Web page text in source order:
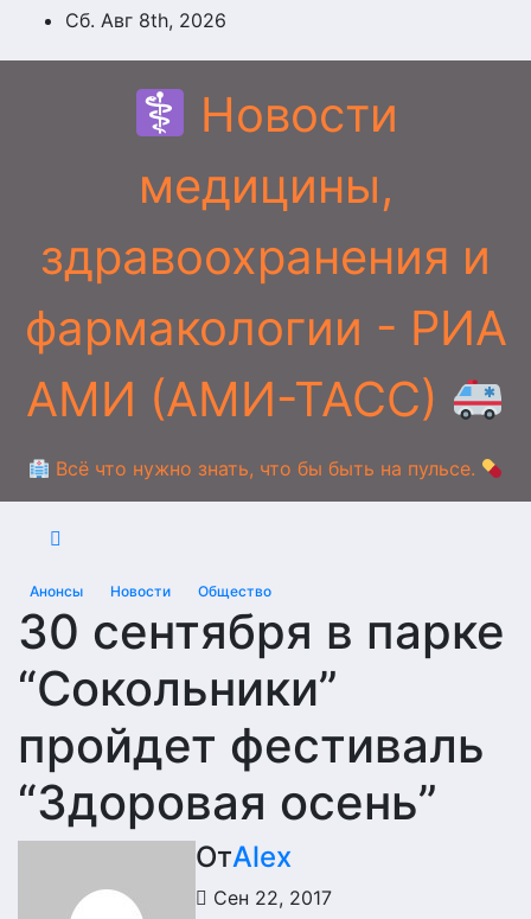
ПерейтиСб. Авг 8th, 2026
Новости
медицины,
здравоохранения и
фармакологии - РИА
АМИ (АМИ-ТАСС)
Всё что нужно знать, что бы быть на пульсе.
Анонсы Новости Общество
30 сентября в парке
“Сокольники”
пройдет фестиваль
“Здоровая осень”
ОтAlex
Сен 22, 2017